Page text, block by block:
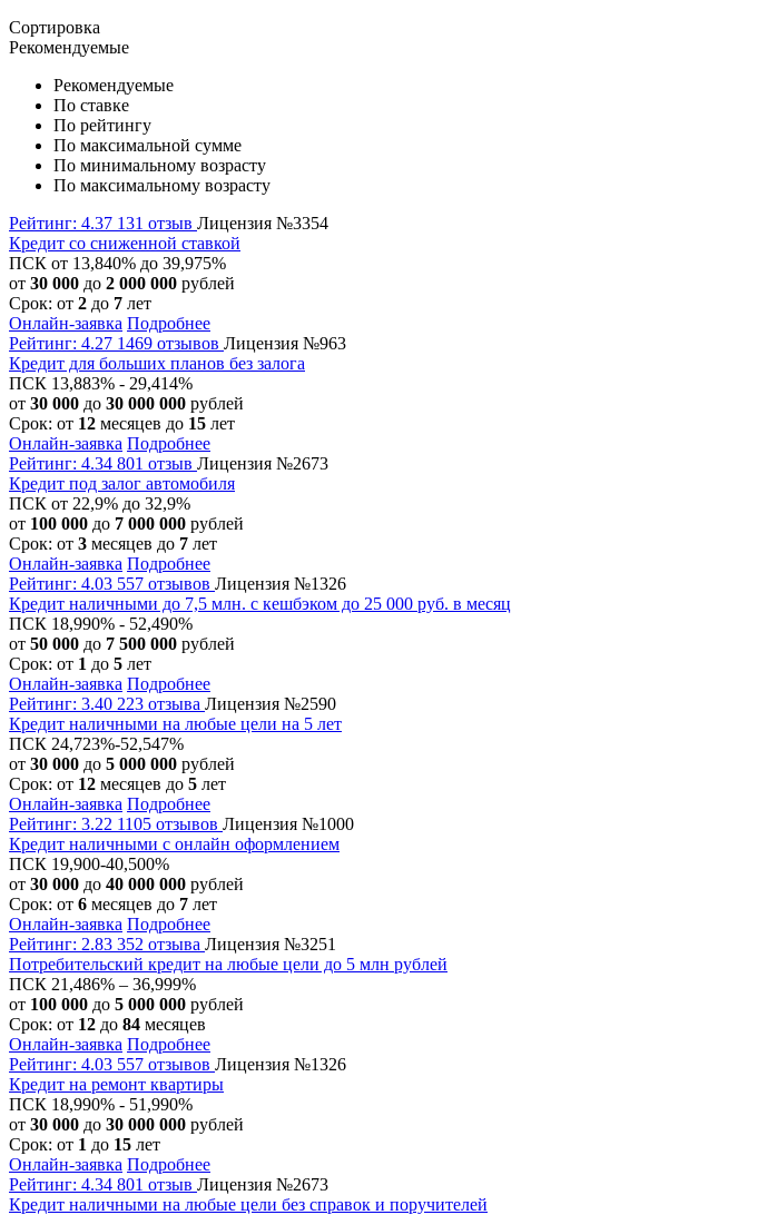
Сортировка
Рекомендуемыe
Рекомендуемые
По ставке
По рейтингу
По максимальной сумме
По минимальному возрасту
По максимальному возрасту
Рейтинг: 4.37 131 отзыв Лицензия №3354
Кредит со сниженной ставкой
ПСК от 13,840% до 39,975%
от 30 000 до 2 000 000 рублей
Срок: от 2 до 7 лет
Онлайн-заявка Подробнее
Рейтинг: 4.27 1469 отзывов Лицензия №963
Кредит для больших планов без залога
ПСК 13,883% - 29,414%
от 30 000 до 30 000 000 рублей
Срок: от 12 месяцев до 15 лет
Онлайн-заявка Подробнее
Рейтинг: 4.34 801 отзыв Лицензия №2673
Кредит под залог автомобиля
ПСК от 22,9% до 32,9%
от 100 000 до 7 000 000 рублей
Срок: от 3 месяцев до 7 лет
Онлайн-заявка Подробнее
Рейтинг: 4.03 557 отзывов Лицензия №1326
Кредит наличными до 7,5 млн. с кешбэком до 25 000 руб. в месяц
ПСК 18,990% - 52,490%
от 50 000 до 7 500 000 рублей
Срок: от 1 до 5 лет
Онлайн-заявка Подробнее
Рейтинг: 3.40 223 отзыва Лицензия №2590
Кредит наличными на любые цели на 5 лет
ПСК 24,723%-52,547%
от 30 000 до 5 000 000 рублей
Срок: от 12 месяцев до 5 лет
Онлайн-заявка Подробнее
Рейтинг: 3.22 1105 отзывов Лицензия №1000
Кредит наличными с онлайн оформлением
ПСК 19,900-40,500%
от 30 000 до 40 000 000 рублей
Срок: от 6 месяцев до 7 лет
Онлайн-заявка Подробнее
Рейтинг: 2.83 352 отзыва Лицензия №3251
Потребительский кредит на любые цели до 5 млн рублей
ПСК 21,486% – 36,999%
от 100 000 до 5 000 000 рублей
Срок: от 12 до 84 месяцев
Онлайн-заявка Подробнее
Рейтинг: 4.03 557 отзывов Лицензия №1326
Кредит на ремонт квартиры
ПСК 18,990% - 51,990%
от 30 000 до 30 000 000 рублей
Срок: от 1 до 15 лет
Онлайн-заявка Подробнее
Рейтинг: 4.34 801 отзыв Лицензия №2673
Кредит наличными на любые цели без справок и поручителей